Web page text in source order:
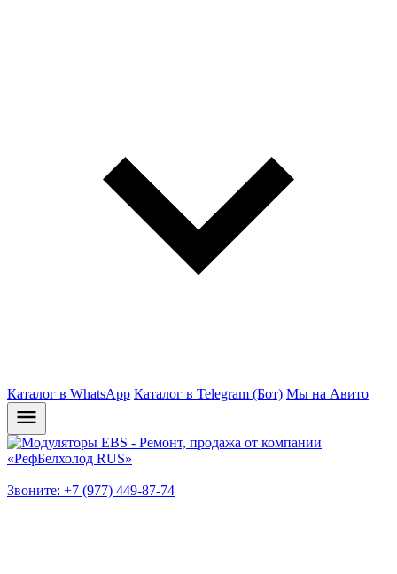
Каталог в WhatsApp Каталог в Telegram (Бот) Мы на Авито
Звоните: +7 (977) 449-87-74